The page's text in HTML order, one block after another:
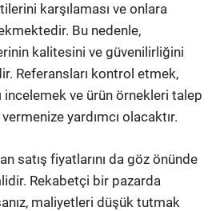
karşılaması ve onlara
Bu nedenle,
kalitesini ve güvenilirliğini
Referansları kontrol etmek,
incelemek ve ürün örnekleri talep
yardımcı olacaktır.
satış fiyatlarını da göz önünde
Rekabetçi bir pazarda
maliyetleri düşük tutmak